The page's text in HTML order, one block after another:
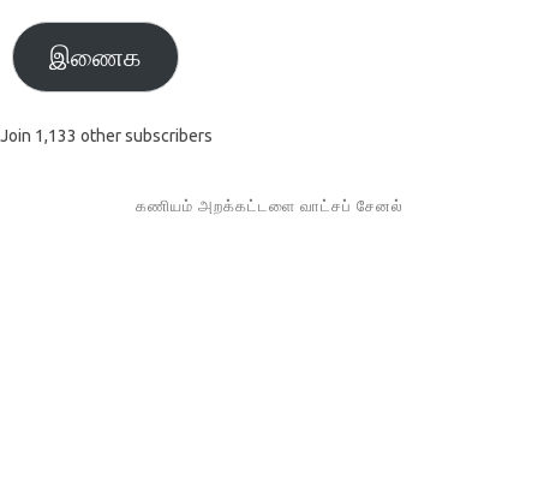
இணைக
Join 1,133 other subscribers
கணியம் அறக்கட்டளை வாட்சப் சேனல்